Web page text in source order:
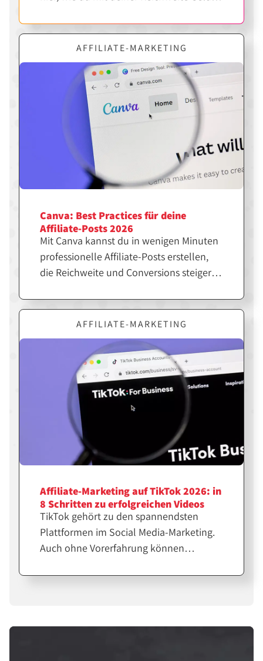
AFFILIATE-MARKETING
Canva: Best Practices für deine
Affiliate-Posts 2026
Mit Canva kannst du in wenigen Minuten
professionelle Affiliate-Posts erstellen,
die Reichweite und Conversions steigern.
Design, sondern die richtige Strategie
dahinter. Erfahre hier, wie du Canva
gezielt für erfolgreiche Affiliate-Inhalte
AFFILIATE-MARKETING
Affiliate-Marketing auf TikTok 2026: in
8 Schritten zu erfolgreichen Videos
TikTok gehört zu den spannendsten
Plattformen im Social Media-Marketing.
Auch ohne Vorerfahrung können
aufbauen und Produkte erfolgreich